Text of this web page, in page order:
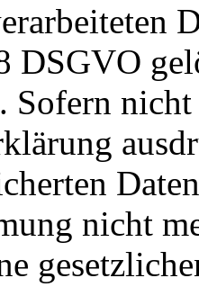
DSGVO
Sofern
nicht